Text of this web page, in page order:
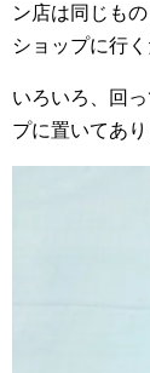
ン店は同じも
ショップに行く
いろいろ、回
プに置いてあ